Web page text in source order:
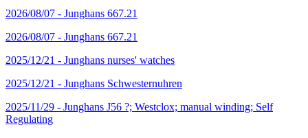
2026/08/07 - Junghans 667.21
2026/08/07 - Junghans 667.21
2025/12/21 - Junghans nurses' watches
2025/12/21 - Junghans Schwesternuhren
2025/11/29 - Junghans J56 ?; Westclox; manual winding; Self
Regulating